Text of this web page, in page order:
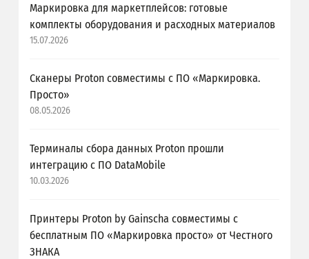
Маркировка для маркетплейсов: готовые
комплекты оборудования и расходных материалов
15.07.2026
Сканеры Proton совместимы с ПО «Маркировка.
Просто»
08.05.2026
Терминалы сбора данных Proton прошли
интеграцию с ПО DataMobile
10.03.2026
Принтеры Proton by Gainscha совместимы с
бесплатным ПО «Маркировка просто» от Честного
ЗНАКА